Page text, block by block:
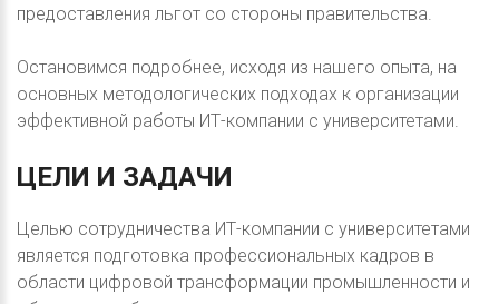
предоставления льгот со стороны правительства.
Остановимся подробнее, исходя из нашего опыта, на
основных методологических подходах к организации
эффективной работы ИТ-компании с университетами.
ЦЕЛИ И ЗАДАЧИ
Целью сотрудничества ИТ-компании с университетами
является подготовка профессиональных кадров в
области цифровой трансформации промышленности и